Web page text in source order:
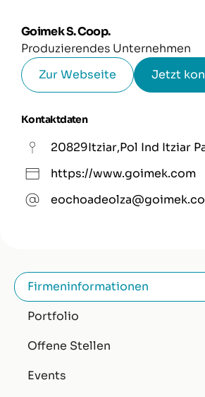
Goimek S. Coop.
Produzierendes Unternehmen
Zur Webseite
Jetzt
Kontaktdaten
20829Itziar,Pol Ind Itziar
https://www.goimek.com
Firmeninformationen
Portfolio
Offene Stellen
Events